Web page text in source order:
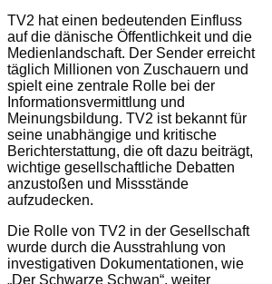
TV2 hat einen bedeutenden Einfluss
auf die dänische Öffentlichkeit und die
Medienlandschaft. Der Sender erreicht
täglich Millionen von Zuschauern und
spielt eine zentrale Rolle bei der
Informationsvermittlung und
Meinungsbildung. TV2 ist bekannt für
seine unabhängige und kritische
Berichterstattung, die oft dazu beiträgt,
wichtige gesellschaftliche Debatten
anzustoßen und Missstände
aufzudecken.
Die Rolle von TV2 in der Gesellschaft
wurde durch die Ausstrahlung von
investigativen Dokumentationen, wie
„Der Schwarze Schwan“, weiter